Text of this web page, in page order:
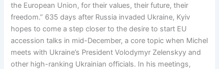
the European Union, for their values, their future, their
freedom.” 635 days after Russia invaded Ukraine, Kyiv
hopes to come a step closer to the desire to start EU
accession talks in mid-December, a core topic when Michel
meets with Ukraine’s President Volodymyr Zelenskyy and
other high-ranking Ukrainian officials. In his meetings,